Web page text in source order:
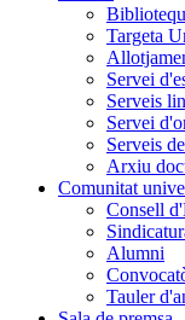
Targeta
Servei
Serveis
Servei
Serveis
Arxiu
Comunitat
Consell
Alumni
Tauler